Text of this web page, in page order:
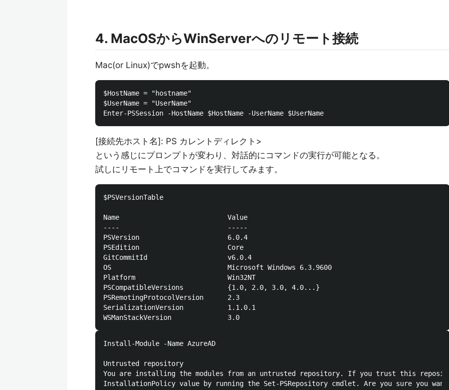
4. MacOSからWinServerへのリモート接続
Mac(or Linux)でpwshを起動。
$HostName = "hostname"
$UserName = "UserName"
[接続先ホスト名]: PS カレントディレクト>
という感じにプロンプトが変わり、対話的にコマンドの実行が可能となる。
試しにリモート上でコマンドを実行してみます。
$PSVersionTable
Name
----
PSVersion
PSEdition
GitCommitId
OS                             Microsoft Windows
Platform
PSCompatibleVersions           {1.0, 2.0,
PSRemotingProtocolVersion
SerializationVersion
Install-Module -Name AzureAD
Untrusted repository
You are installing the modules from an untrusted repository. If you trust this
InstallationPolicy value by running the Set-PSRepository cmdlet. Are you sure you